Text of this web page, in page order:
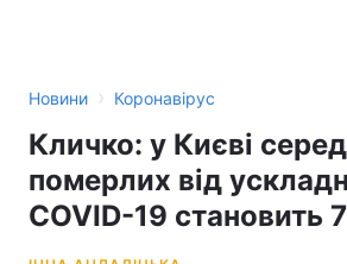
Новини › Коронавірус
Кличко: у Києві
померлих від
COVID-19 становить